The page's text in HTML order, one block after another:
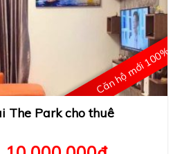
Căn hộ mới 100%
The Park cho thuê